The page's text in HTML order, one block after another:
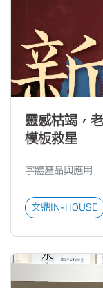
靈感枯竭，
模板救星
字體產品與應用
文鼎IN-HOUSE